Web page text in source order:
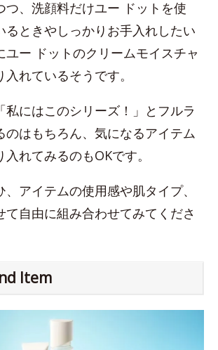
つ、洗顔料だけユー ドットを使
るときやしっかりお手入れしたい
ユー ドットのクリームモイスチャ
れているそうです。
私にはこのシリーズ！」とフルラ
のはもちろん、気になるアイテム
れてみるのもOKです。
アイテムの使用感や肌タイプ、
て自由に組み合わせてみてくださ
Item